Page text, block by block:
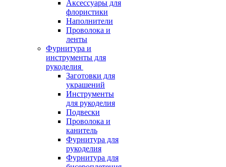
Аксессуары для
флористики
Наполнители
Проволока и
ленты
Фурнитура и
инструменты для
рукоделия
Заготовки для
украшений
Инструменты
для рукоделия
Подвески
Проволока и
канитель
Фурнитура для
рукоделия
Фурнитура для